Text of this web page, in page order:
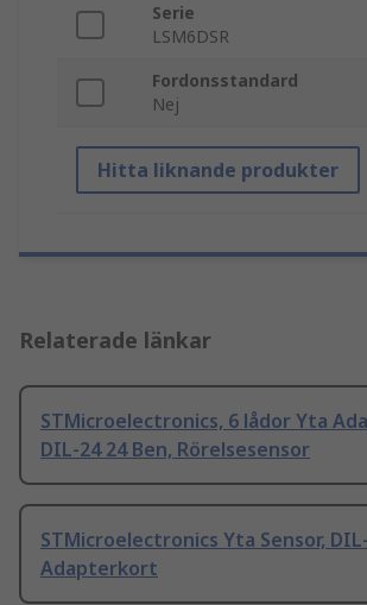
Serie
LSM6DSR
Fordonsstandard
Nej
Hitta liknande produkter
Relaterade länkar
STMicroelectronics, 6 lådor Yta
DIL-24 24 Ben, Rörelsesensor
STMicroelectronics Yta Sensor,
Adapterkort